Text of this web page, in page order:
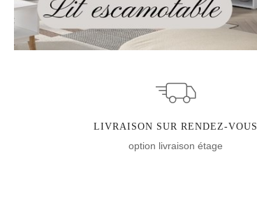
LIVRAISON SUR RENDEZ-VOUS
option livraison étage